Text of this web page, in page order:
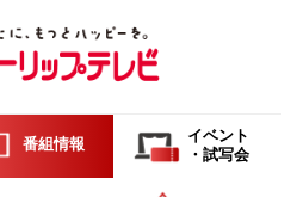
番組情報
イベント
・試写会